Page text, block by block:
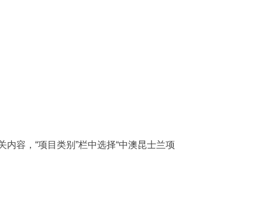
容，“项目类别”栏中选择“中澳昆士兰项